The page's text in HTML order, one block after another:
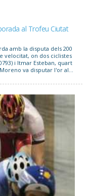
al Trofeu Ciutat
amb la disputa dels 200
velocitat, on dos ciclistes
i Itmar Esteban, quart
va disputar l'or al...